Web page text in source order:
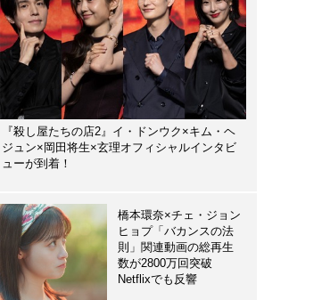
『殺し屋たちの店2』イ・ドンウク×キム・ヘ
ジュン×岡田将生×玄理オフィシャルインタビ
ューが到着！
橋本環奈×チェ・ジョン
ヒョプ「バカンスの法
則」関連動画の総再生
数が2800万回突破
Netflixでも反響